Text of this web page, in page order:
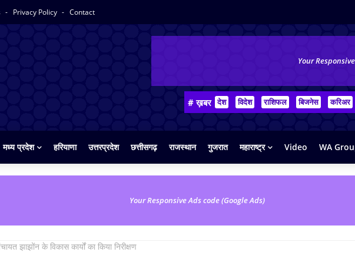
Privacy Policy Contact
Your
# ख़बर देश विदेश राशिफल बिजनेस करिअर
मध्य प्रदेश हरियाणा उत्तरप्रदेश छत्तीसगढ़ राजस्थान गुजरात महाराष्ट्र Video WA
Your Responsive Ads code (Google Ads)
झाझोंन के विकास कार्यों का किया निरीक्षण